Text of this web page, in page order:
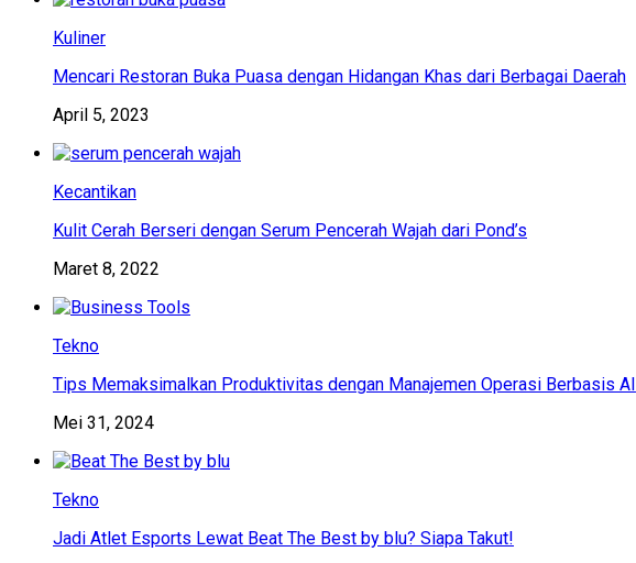
Kuliner
Mencari Restoran Buka Puasa dengan Hidangan Khas dari Berbagai Daerah
April 5, 2023
Kecantikan
Kulit Cerah Berseri dengan Serum Pencerah Wajah dari Pond’s
Maret 8, 2022
Tekno
Tips Memaksimalkan Produktivitas dengan Manajemen Operasi Berbasis AI
Mei 31, 2024
Tekno
Jadi Atlet Esports Lewat Beat The Best by blu? Siapa Takut!